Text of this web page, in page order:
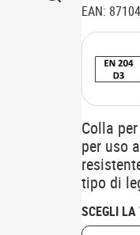
EAN:
Colla
per uso
tipo di
SCEGLI